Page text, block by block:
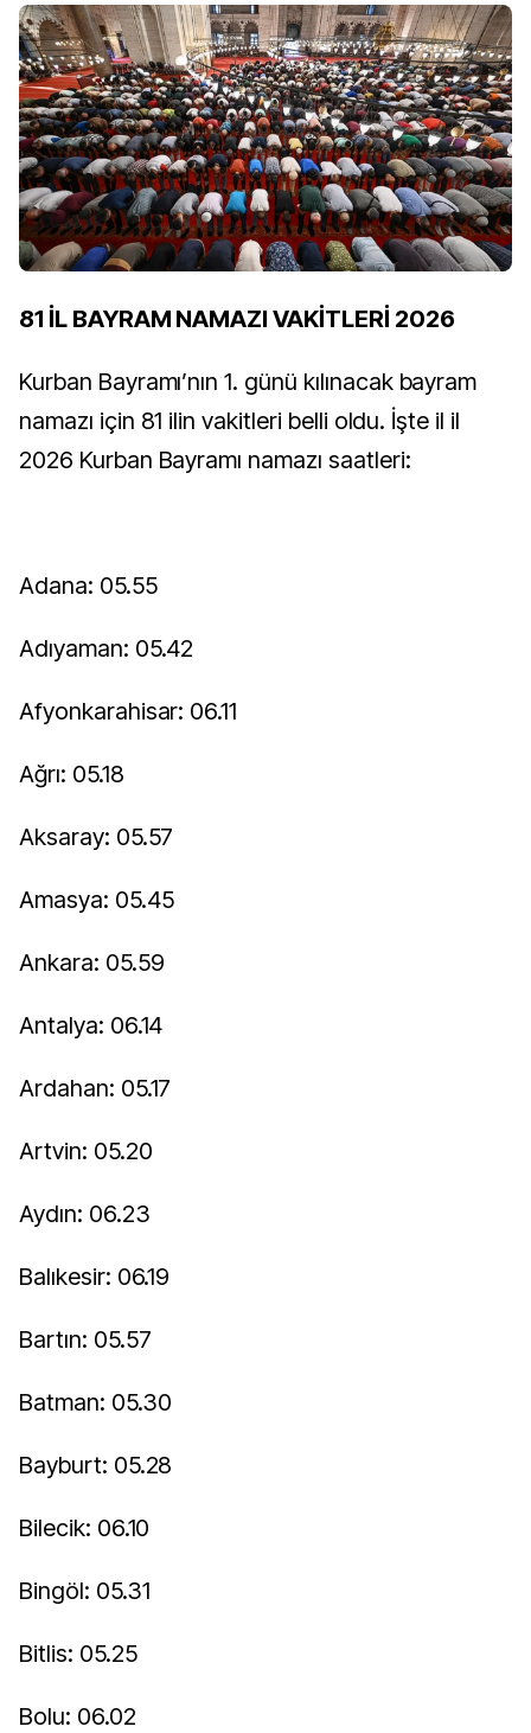
81 İL BAYRAM NAMAZI VAKİTLERİ 2026
Kurban Bayramı’nın 1. günü kılınacak bayram
namazı için 81 ilin vakitleri belli oldu. İşte il il
2026 Kurban Bayramı namazı saatleri:
Adana: 05.55
Adıyaman: 05.42
Afyonkarahisar: 06.11
Ağrı: 05.18
Aksaray: 05.57
Amasya: 05.45
Ankara: 05.59
Antalya: 06.14
Ardahan: 05.17
Artvin: 05.20
Aydın: 06.23
Balıkesir: 06.19
Bartın: 05.57
Batman: 05.30
Bayburt: 05.28
Bilecik: 06.10
Bingöl: 05.31
Bitlis: 05.25
Bolu: 06.02